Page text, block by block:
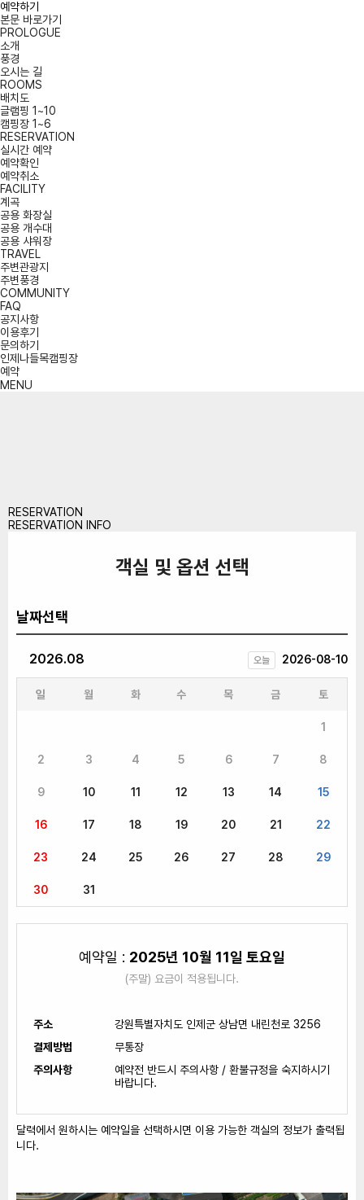
예약하기
본문 바로가기
PROLOGUE
소개
풍경
오시는 길
ROOMS
배치도
글램핑 1~10
캠핑장 1~6
RESERVATION
실시간 예약
예약확인
예약취소
FACILITY
계곡
공용 화장실
공용 개수대
공용 샤워장
TRAVEL
주변관광지
주변풍경
COMMUNITY
FAQ
공지사항
이용후기
문의하기
인제나들목캠핑장
예약
MENU
RESERVATION
RESERVATION INFO
객실 및 옵션 선택
날짜선택
2026.08 오늘 2026-08-10
일 월 화 수 목 금 토
1
2 3 4 5 6 7 8
9 10 11 12 13 14 15
16 17 18 19 20 21 22
23 24 25 26 27 28 29
30 31
예약일 : 2025년 10월 11일 토요일
(주말) 요금이 적용됩니다.
주소
강원특별자치도 인제군 상남면 내린천로 3256
결제방법
무통장
주의사항
예약전 반드시 주의사항 / 환불규정을 숙지하시기
바랍니다.
달력에서 원하시는 예약일을 선택하시면 이용 가능한 객실의 정보가 출력됩
니다.